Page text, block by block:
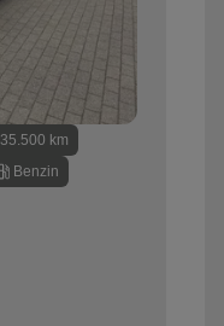
35.500 km
Benzin